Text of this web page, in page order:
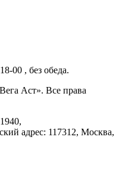
00 , без обеда.
Аст». Все права
,
адрес: 117312, Москва,